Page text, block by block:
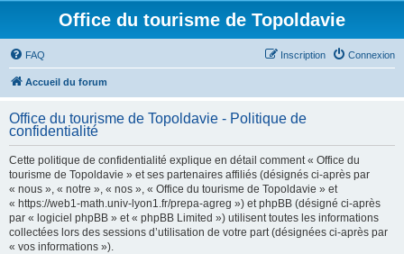
Office du tourisme de Topoldavie
FAQ Connexion
Inscription
Accueil du forum
Office du tourisme de Topoldavie - Politique de
confidentialité
Cette politique de confidentialité explique en détail comment « Office du
tourisme de Topoldavie » et ses partenaires affiliés (désignés ci-après par
« nous », « notre », « nos », « Office du tourisme de Topoldavie » et
« https://web1-math.univ-lyon1.fr/prepa-agreg ») et phpBB (désigné ci-après
par « logiciel phpBB » et « phpBB Limited ») utilisent toutes les informations
collectées lors des sessions d’utilisation de votre part (désignées ci-après par
« vos informations »).